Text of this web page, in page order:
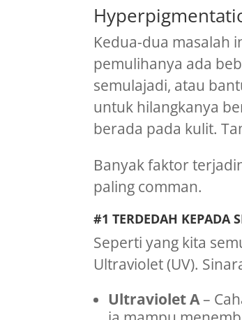
Kedua-dua masalah
pemulihanya ada
semulajadi, atau
untuk hilangkanya
berada pada kulit.
Banyak faktor
paling comman.
#1 TERDEDAH KEPADA
Seperti yang kita
Ultraviolet (UV).
Ultraviolet A–